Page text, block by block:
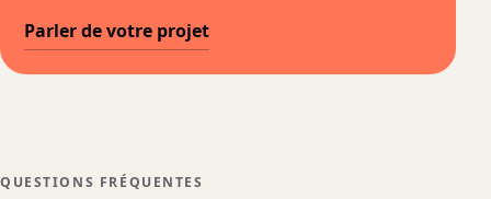
Parler de votre projet
QUESTIONS FRÉQUENTES